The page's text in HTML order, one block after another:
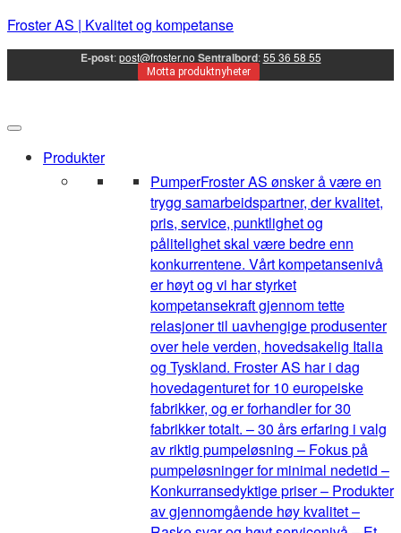
Froster AS | Kvalitet og kompetanse
E-post:post@froster.no Sentralbord:55 36 58 55
Motta produktnyheter
Produkter
PumperFroster AS ønsker å være en
trygg samarbeidspartner, der kvalitet,
pris, service, punktlighet og
pålitelighet skal være bedre enn
konkurrentene. Vårt kompetansenivå
er høyt og vi har styrket
kompetansekraft gjennom tette
relasjoner til uavhengige produsenter
over hele verden, hovedsakelig Italia
og Tyskland. Froster AS har i dag
hovedagenturet for 10 europeiske
fabrikker, og er forhandler for 30
fabrikker totalt. – 30 års erfaring i valg
av riktig pumpeløsning – Fokus på
pumpeløsninger for minimal nedetid –
Konkurransedyktige priser – Produkter
av gjennomgående høy kvalitet –